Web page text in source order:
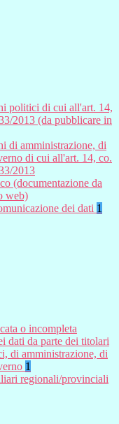
politici di cui all'art. 14,
2013 (da pubblicare in
di amministrazione, di
di cui all'art. 14, co.
2013
(documentazione da
web)
dei dati 1
o incompleta
dati da parte dei titolari
di amministrazione, di
1
regionali/provinciali